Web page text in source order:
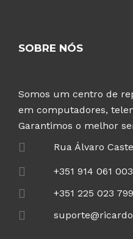
SOBRE NÓS
Somos um centro de
em computadores,
Garantimos o melhor
Rua Álvaro
+351 914 061 003
+351 225 023 799